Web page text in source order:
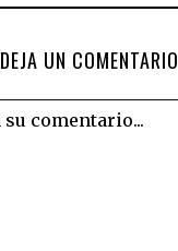
DEJA UN COMENTARIO